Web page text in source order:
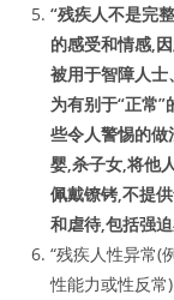
“残疾人不是完
的感受和情感,
被用于智障人
为有别于“正常
些令人警惕的
婴,杀子女,将他
佩戴镣铐,不提
和虐待,包括强迫
“残疾人性异常(
性能力或性反常